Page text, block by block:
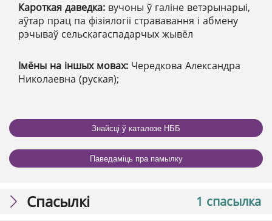
Кароткая даведка: вучоны ў галіне ветэрынарыі,
аўтар прац па фізіялогіі стрававання і абмену
рэчываў сельскагаспадарчых жывёл
Імёны на іншых мовах: Чередкова Александра
Николаевна (руская);
Знайсці ў каталозе НББ
Паведаміць пра памылку
1 спасылка
Спасылкі